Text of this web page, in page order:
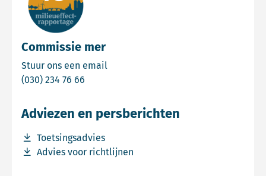
Commissie mer
Stuur ons een email
(030) 234 76 66
Adviezen en persberichten
Toetsingsadvies
Download bestand Toetsingsadvies
Advies voor richtlijnen
Download bestand Advies voor richtlijnen